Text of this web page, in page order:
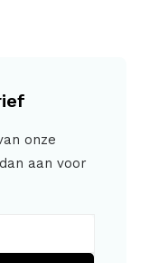
onze
aan voor